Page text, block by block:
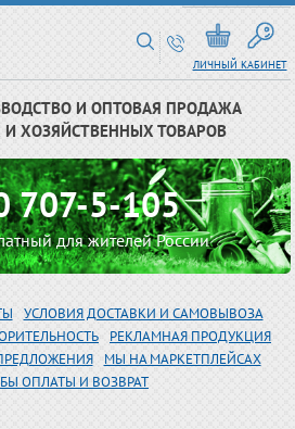
ЛИЧНЫЙ КАБИНЕТ
И ОПТОВАЯ ПРОДАЖА
ХОЗЯЙСТВЕННЫХ ТОВАРОВ
707-5-105
для жителей России
УСЛОВИЯ ДОСТАВКИ И САМОВЫВОЗА
РЕКЛАМНАЯ ПРОДУКЦИЯ
МЫ НА МАРКЕТПЛЕЙСАХ
ОПЛАТЫ И ВОЗВРАТ